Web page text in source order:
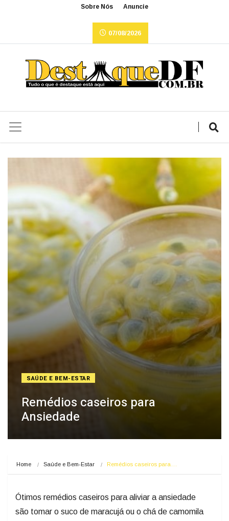
Sobre Nós Anuncie
07/08/2026
SAÚDE E BEM-ESTAR
Remédios caseiros para
Ansiedade
Home Saúde e Bem-Estar Remédios caseiros para…
Ótimos remédios caseiros para aliviar a ansiedade
são tomar o suco de maracujá ou o chá de camomila